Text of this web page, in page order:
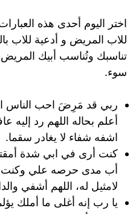
اختر اليوم أحدى هذه
للاب المريض و أدعية للاب
تناسبك وتُناسب أبيك
سوء.
ربي قد مَرِضَ احب الناس
أعلم بحاله اللهم رد إليه
اشفه شفاء لا يغادر سقما.
كنت أرى في ابي شدة
أب مدى حرصه علي وكنت
لامثيل له، اللهم أشفي
يا رب إنه أغلى ما أملك